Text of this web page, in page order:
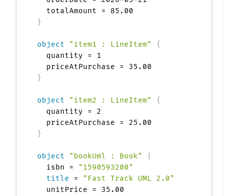
}
object "item1 : LineItem"
{
  quantity = 1
}
object "item2 : LineItem"
{
  quantity = 2
}
object "bookUml : Book"
{
  isbn =
"1590593200"
title =
"Fast Track UML 2.0"